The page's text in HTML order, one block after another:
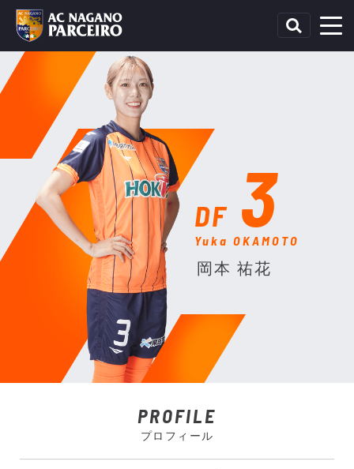
DF 3
Yuka OKAMOTO
岡本 祐花
PROFILE
プロフィール